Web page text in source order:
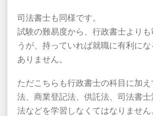
司法書士も同様です。
試験の難易度から、行政書士より
うが、持っていれば就職に有利に
ありません。
ただこちらも行政書士の科目に加
法、商業登記法、供託法、司法書
法などを学習しなくてはなりません